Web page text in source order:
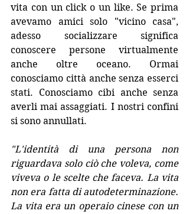
vita con un click o un like. Se prima
avevamo amici solo "vicino casa",
adesso socializzare significa
conoscere persone virtualmente
anche oltre oceano. Ormai
conosciamo città anche senza esserci
stati. Conosciamo cibi anche senza
averli mai assaggiati. I nostri confini
si sono annullati.
"L'identità di una persona non
riguardava solo ciò che voleva, come
viveva o le scelte che faceva. La vita
non era fatta di autodeterminazione.
La vita era un operaio cinese con un